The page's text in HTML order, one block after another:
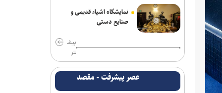
انتصاب سرپرست جدید فدراسیون ورزش
کارگری
تساوی پرسپولیس و آلومینیوم در دیدار
دوستانه/ تیم تارتار بالاخره گل خورد
نمایشگاه اشیاء قدیمی و
صنایع دستی
بیش
تر
عصر پیشرفت - مقصد